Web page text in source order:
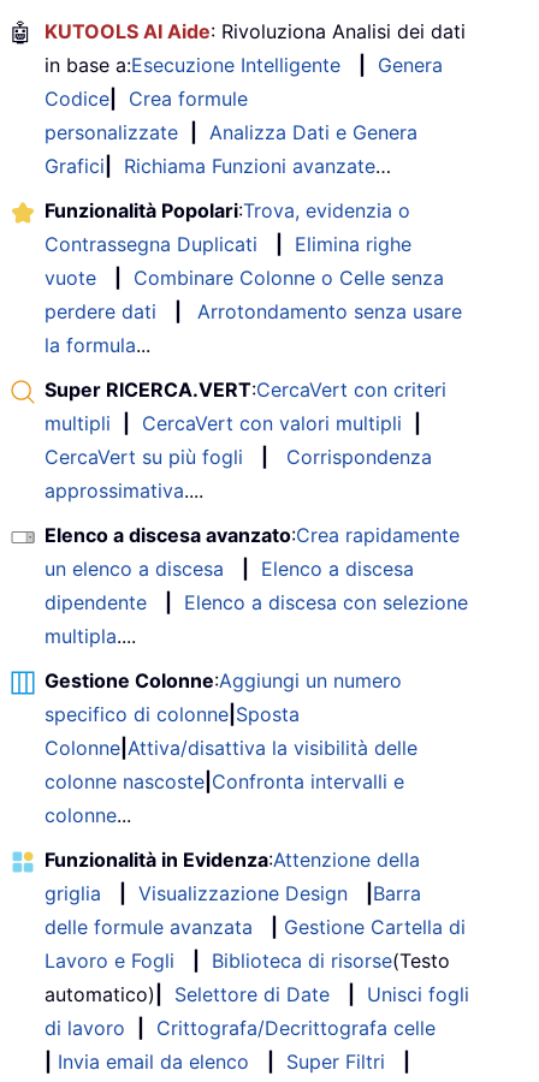
🤖 KUTOOLS AI Aide: Rivoluziona Analisi dei dati
in base a:Esecuzione Intelligente
Genera
Codice
Crea formule
personalizzate
Analizza Dati e Genera
Grafici
Richiama Funzioni avanzate…
Funzionalità Popolari:Trova, evidenzia o
Contrassegna Duplicati
Elimina righe
vuote
Combinare Colonne o Celle senza
perdere dati
Arrotondamento senza usare
la formula...
Super RICERCA.VERT:CercaVert con criteri
multipli
CercaVert con valori multipli
CercaVert su più fogli
Corrispondenza
approssimativa....
Elenco a discesa avanzato:Crea rapidamente
un elenco a discesa
Elenco a discesa
dipendente
Elenco a discesa con selezione
multipla....
Gestione Colonne:Aggiungi un numero
specifico di colonne Sposta
Colonne Attiva/disattiva la visibilità delle
colonne nascoste Confronta intervalli e
colonne...
Funzionalità in Evidenza:Attenzione della
griglia
Visualizzazione Design
Barra
delle formule avanzata
Gestione Cartella di
Lavoro e Fogli
Biblioteca di risorse(Testo
automatico)
Selettore di Date
Unisci fogli
di lavoro
Crittografa/Decrittografa celle
Invia email da elenco Super Filtri